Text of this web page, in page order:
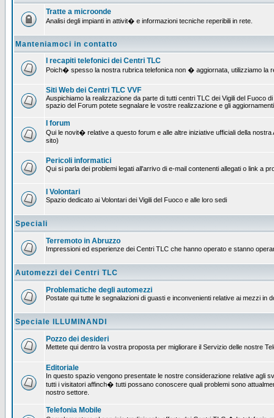
Tratte a microonde
Analisi degli impianti in attivit� e informazioni tecniche reperibili in rete.
Manteniamoci in contatto
I recapiti telefonici dei Centri TLC
Poich� spesso la nostra rubrica telefonica non � aggiornata, utilizziamo la
Siti Web dei Centri TLC VVF
Auspichiamo la realizzazione da parte di tutti centri TLC dei Vigili del Fuoco
spazio del Forum potete segnalare le vostre realizzazione e gli
I forum
Qui le novit� relative a questo forum e alle altre iniziative ufficiali della
sito)
Pericoli informatici
Qui si parla dei problemi legati all'arrivo di e-mail contenenti allegati o link a
I Volontari
Spazio dedicato ai Volontari dei Vigili del Fuoco e alle loro sedi
Speciali
Terremoto in Abruzzo
Impressioni ed esperienze dei Centri TLC che hanno operato e stanno
Automezzi dei Centri TLC
Problematiche degli automezzi
Postate qui tutte le segnalazioni di guasti e inconvenienti relative ai mezzi in
Speciale ILLUMINANDI
Pozzo dei desideri
Mettete qui dentro la vostra proposta per migliorare il Servizio delle nostre
Editoriale
In questo spazio vengono presentate le nostre considerazione relative agli
tutti i visitatori affinch� tutti possano conoscere quali problemi sono
nostro settore.
Telefonia Mobile